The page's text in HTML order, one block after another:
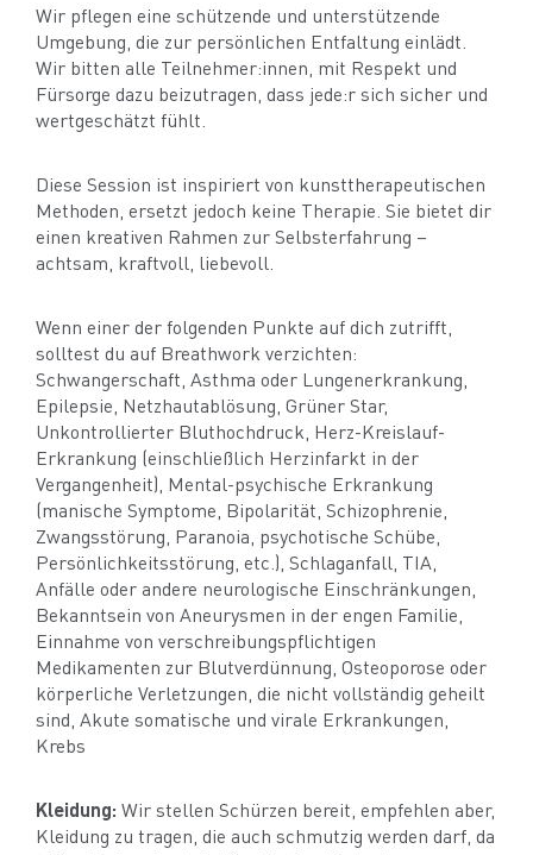
Wir pflegen eine schützende und unterstützende
Umgebung, die zur persönlichen Entfaltung einlädt.
Wir bitten alle Teilnehmer:innen, mit Respekt und
Fürsorge dazu beizutragen, dass jede:r sich sicher und
wertgeschätzt fühlt.
Diese Session ist inspiriert von kunsttherapeutischen
Methoden, ersetzt jedoch keine Therapie. Sie bietet dir
einen kreativen Rahmen zur Selbsterfahrung –
achtsam, kraftvoll, liebevoll.
Wenn einer der folgenden Punkte auf dich zutrifft,
solltest du auf Breathwork verzichten:
Schwangerschaft, Asthma oder Lungenerkrankung,
Epilepsie, Netzhautablösung, Grüner Star,
Unkontrollierter Bluthochdruck, Herz-Kreislauf-
Erkrankung (einschließlich Herzinfarkt in der
Vergangenheit), Mental-psychische Erkrankung
(manische Symptome, Bipolarität, Schizophrenie,
Zwangsstörung, Paranoia, psychotische Schübe,
Persönlichkeitsstörung, etc.), Schlaganfall, TIA,
Anfälle oder andere neurologische Einschränkungen,
Bekanntsein von Aneurysmen in der engen Familie,
Einnahme von verschreibungspflichtigen
Medikamenten zur Blutverdünnung, Osteoporose oder
körperliche Verletzungen, die nicht vollständig geheilt
sind, Akute somatische und virale Erkrankungen,
Krebs
Kleidung: Wir stellen Schürzen bereit, empfehlen aber,
Kleidung zu tragen, die auch schmutzig werden darf, da